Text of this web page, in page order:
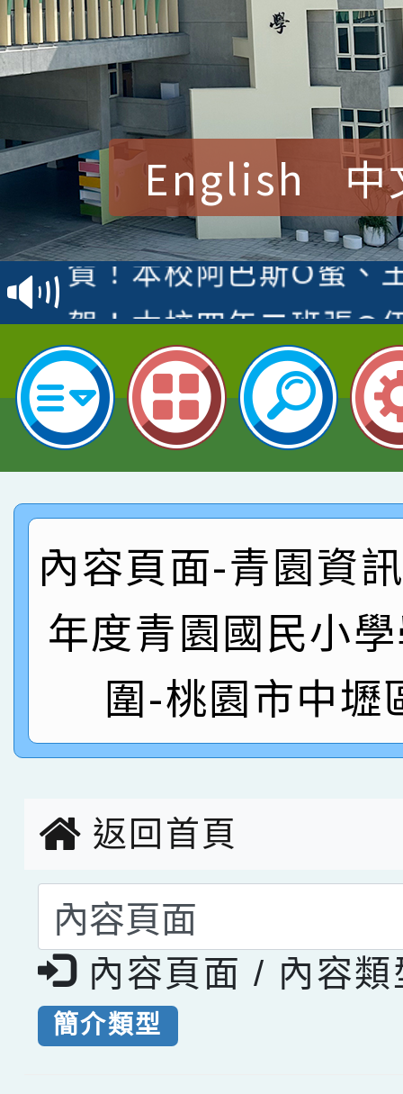
English 中
賀！本校參加桃園市中
賽 洪綺君教師榮獲社
名
賀！本校阿巴斯O蜜、
倩參加桃園市科展 國
名 指導老師王老師、
賀！本校四年二班張O
園市英語競賽國小朗讀
指導老師林老師
賀！本校參加桃園市中
賽 劉文瑛教師榮獲教
臺灣台語-第二名
賀！本校參與2026世
市賽榮獲科學小創客佳
創客第三名。
賀！本校參加桃園市中
賽 洪綺君教師榮獲社
名
賀！本校阿巴斯O蜜、
倩參加桃園市科展 國
名 指導老師王老師、
賀！本校四年二班張O
園市英語競賽國小朗讀
指導老師林老師
賀！本校參加桃園市中
賽 劉文瑛教師榮獲教
臺灣台語-第二名
賀！本校參與2026世
市賽榮獲科學小創客佳
內容頁面-青園資
年度青園國民小
圍-桃園市中壢
返回首頁
選擇後頁面內容會更
內容頁面 / 內容類
簡介類型